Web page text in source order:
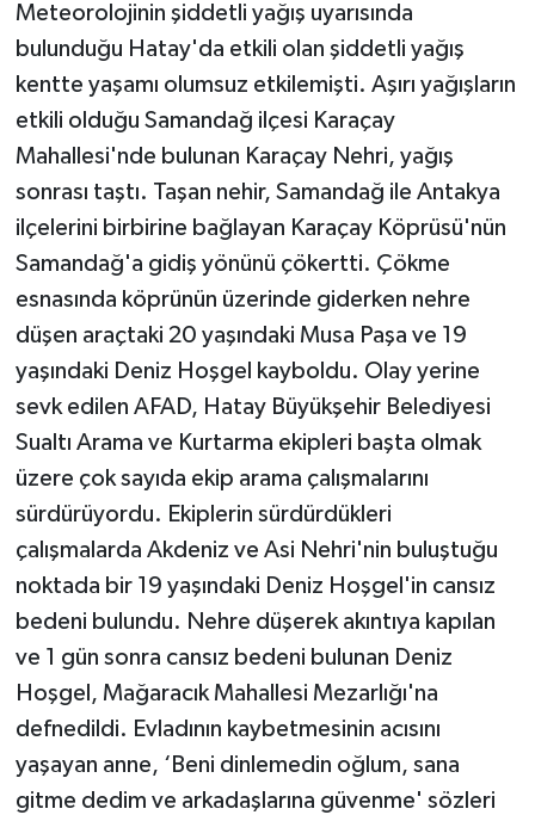
Meteorolojinin şiddetli yağış uyarısında
bulunduğu Hatay'da etkili olan şiddetli yağış
kentte yaşamı olumsuz etkilemişti. Aşırı yağışların
etkili olduğu Samandağ ilçesi Karaçay
Mahallesi'nde bulunan Karaçay Nehri, yağış
sonrası taştı. Taşan nehir, Samandağ ile Antakya
ilçelerini birbirine bağlayan Karaçay Köprüsü'nün
Samandağ'a gidiş yönünü çökertti. Çökme
esnasında köprünün üzerinde giderken nehre
düşen araçtaki 20 yaşındaki Musa Paşa ve 19
yaşındaki Deniz Hoşgel kayboldu. Olay yerine
sevk edilen AFAD, Hatay Büyükşehir Belediyesi
Sualtı Arama ve Kurtarma ekipleri başta olmak
üzere çok sayıda ekip arama çalışmalarını
sürdürüyordu. Ekiplerin sürdürdükleri
çalışmalarda Akdeniz ve Asi Nehri'nin buluştuğu
noktada bir 19 yaşındaki Deniz Hoşgel'in cansız
bedeni bulundu. Nehre düşerek akıntıya kapılan
ve 1 gün sonra cansız bedeni bulunan Deniz
Hoşgel, Mağaracık Mahallesi Mezarlığı'na
defnedildi. Evladının kaybetmesinin acısını
yaşayan anne, ‘Beni dinlemedin oğlum, sana
gitme dedim ve arkadaşlarına güvenme' sözleri